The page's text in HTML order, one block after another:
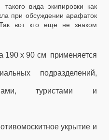
вида экипировки как
при обсуждении арафаток
вот кто еще не знаком
190 х 90 см применяется
подразделений,
туристами и
укрытие и